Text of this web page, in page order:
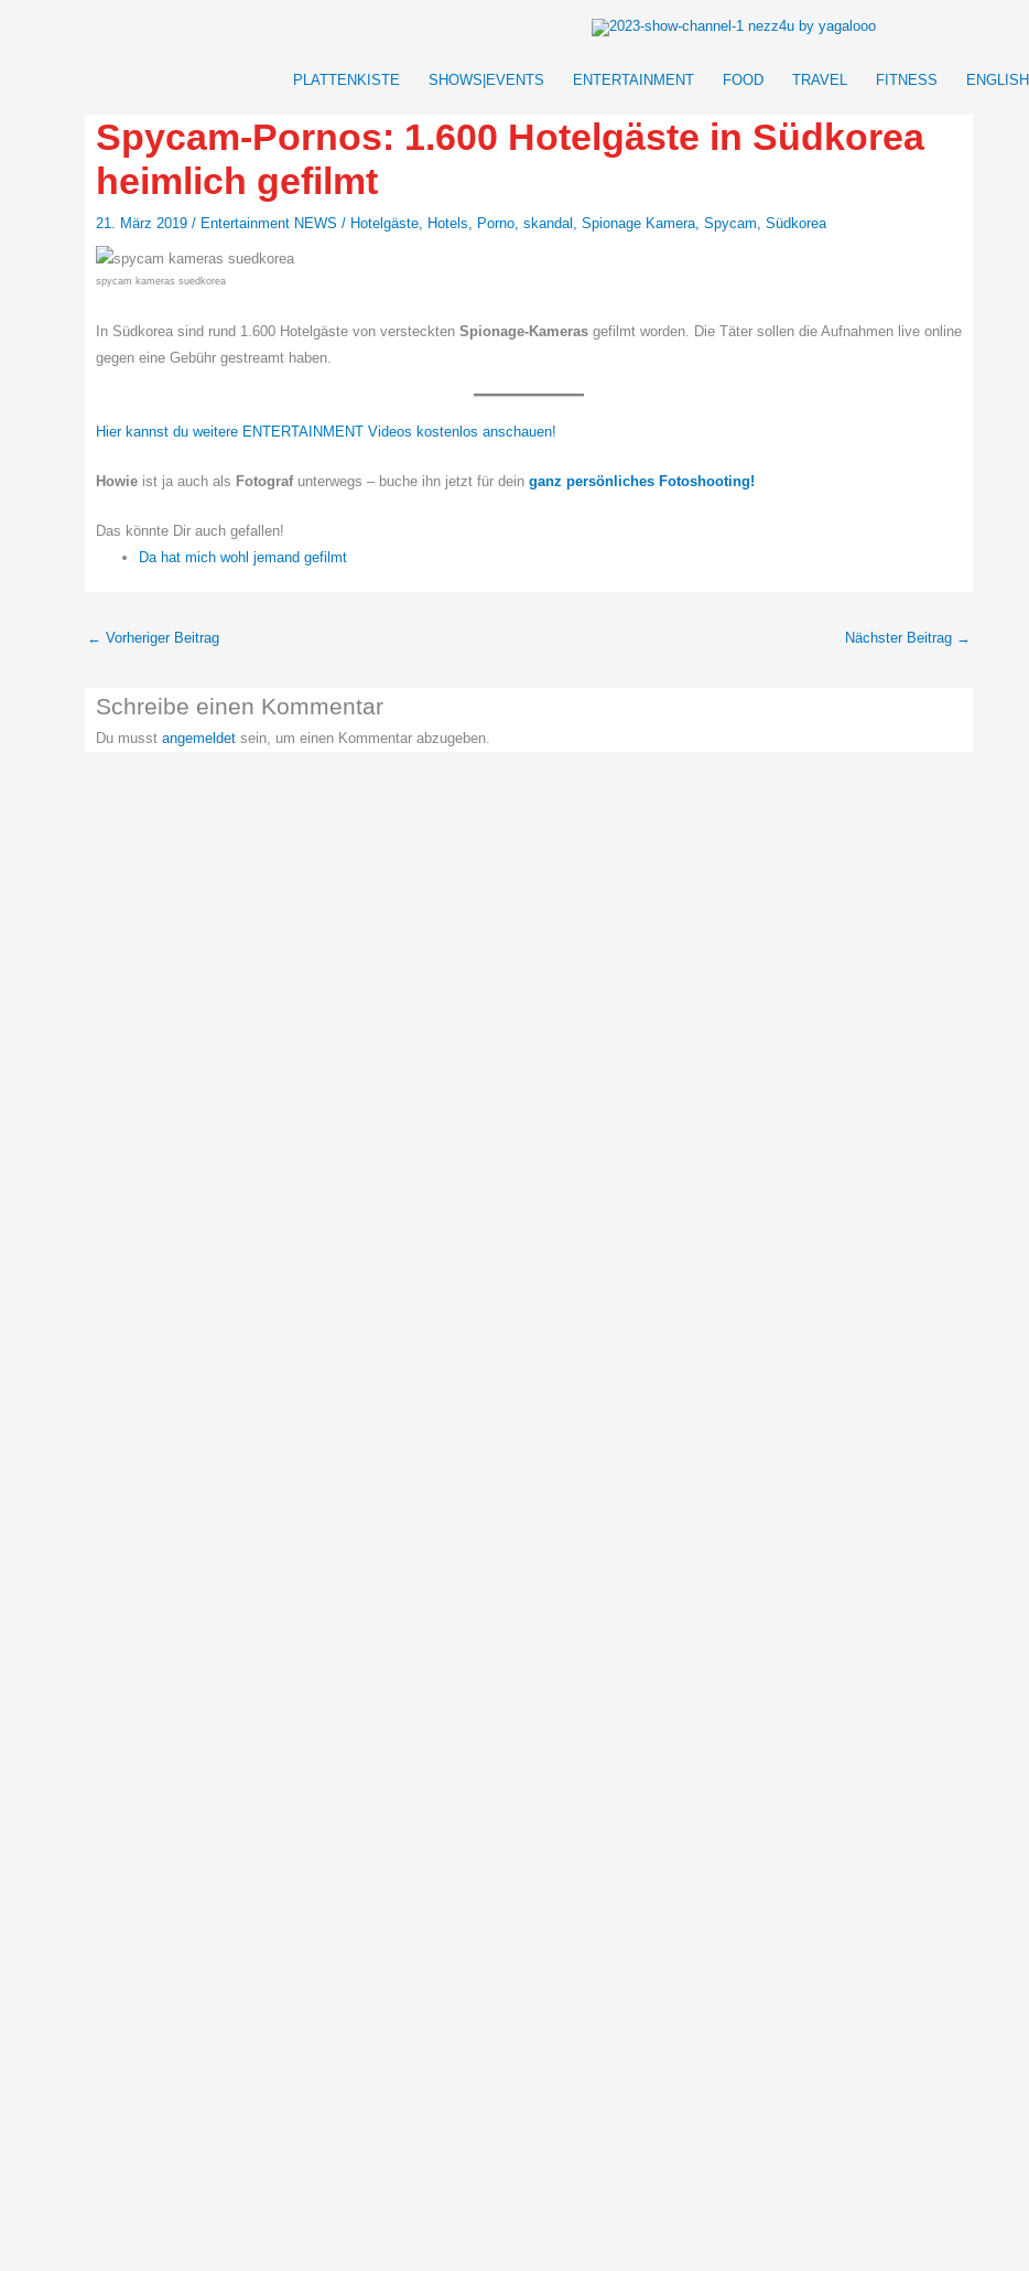
PLATTENKISTE
SHOWS|EVENTS ENTERTAINMENT FOOD TRAVEL FITNESS ENGLISH
Spycam-Pornos: 1.600 Hotelgäste in Südkorea
heimlich gefilmt
21. März 2019 / Entertainment NEWS / Hotelgäste, Hotels, Porno, skandal , Spionage Kamera, Spycam, Südkorea
spycam kameras suedkorea
In Südkorea sind rund 1.600 Hotelgäste von versteckten Spionage-Kameras gefilmt worden. Die Täter sollen die Aufnahmen live online
gegen eine Gebühr gestreamt haben.
Hier kannst du weitere ENTERTAINMENT Videos kostenlos anschauen!
Howie ist ja auch als Fotografunterwegs – buche ihn jetzt für dein ganz persönliches Fotoshooting!
Das könnte Dir auch gefallen!
Da hat mich wohl jemand gefilmt
← Vorheriger Beitrag Nächster Beitrag →
Schreibe einen Kommentar
Du musst angemeldet sein, um einen Kommentar abzugeben.